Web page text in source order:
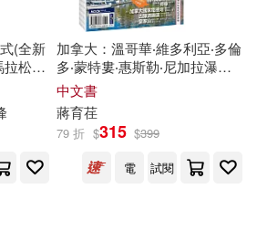
哈拉瑞(14)
張一兵(14)
(全新
松、
，全
指南
加拿大：溫哥華‧維多利亞‧多倫
多‧蒙特婁‧惠斯勒‧尼加拉瀑布‧
渥太華‧魁北克市
中文書
蔣育荏
79 折 $315 $399
電
試閱